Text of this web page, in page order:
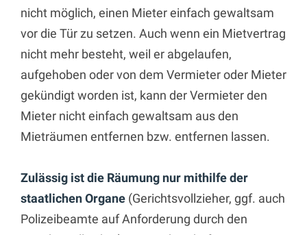
nicht möglich, einen Mieter einfach gewaltsam
vor die Tür zu setzen. Auch wenn ein Mietvertrag
nicht mehr besteht, weil er abgelaufen,
aufgehoben oder von dem Vermieter oder Mieter
gekündigt worden ist, kann der Vermieter den
Mieter nicht einfach gewaltsam aus den
Mieträumen entfernen bzw. entfernen lassen.
Zulässig ist die Räumung nur mithilfe der
staatlichen Organe (Gerichtsvollzieher, ggf. auch
Polizeibeamte auf Anforderung durch den